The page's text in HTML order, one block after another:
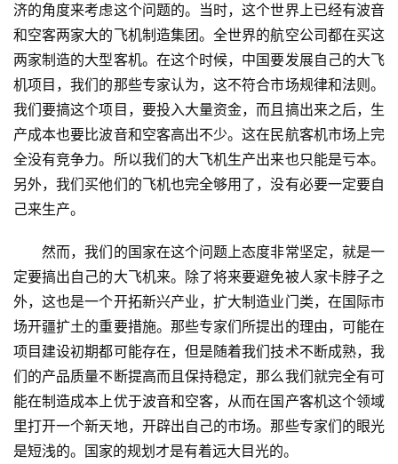
济的角度来考虑这个问题的。当时，这个世界上已经有波音
和空客两家大的飞机制造集团。全世界的航空公司都在买这
两家制造的大型客机。在这个时候，中国要发展自己的大飞
机项目，我们的那些专家认为，这不符合市场规律和法则。
我们要搞这个项目，要投入大量资金，而且搞出来之后，生
产成本也要比波音和空客高出不少。这在民航客机市场上完
全没有竞争力。所以我们的大飞机生产出来也只能是亏本。
另外，我们买他们的飞机也完全够用了，没有必要一定要自
己来生产。
然而，我们的国家在这个问题上态度非常坚定，就是一
定要搞出自己的大飞机来。除了将来要避免被人家卡脖子之
外，这也是一个开拓新兴产业，扩大制造业门类，在国际市
场开疆扩土的重要措施。那些专家们所提出的理由，可能在
项目建设初期都可能存在，但是随着我们技术不断成熟，我
们的产品质量不断提高而且保持稳定，那么我们就完全有可
能在制造成本上优于波音和空客，从而在国产客机这个领域
里打开一个新天地，开辟出自己的市场。那些专家们的眼光
是短浅的。国家的规划才是有着远大目光的。